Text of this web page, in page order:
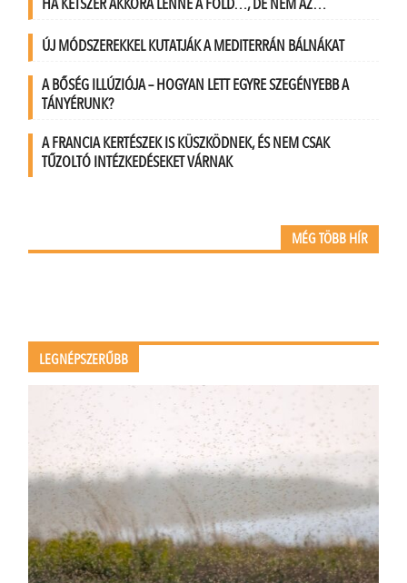
ÚJ MÓDSZEREKKEL KUTATJÁK A MEDITERRÁN BÁLNÁKAT
A BŐSÉG ILLÚZIÓJA – HOGYAN LETT EGYRE SZEGÉNYEBB A
TÁNYÉRUNK?
A FRANCIA KERTÉSZEK IS KÜSZKÖDNEK, ÉS NEM CSAK
TŰZOLTÓ INTÉZKEDÉSEKET VÁRNAK
MÉG TÖBB HÍR
LEGNÉPSZERŰBB